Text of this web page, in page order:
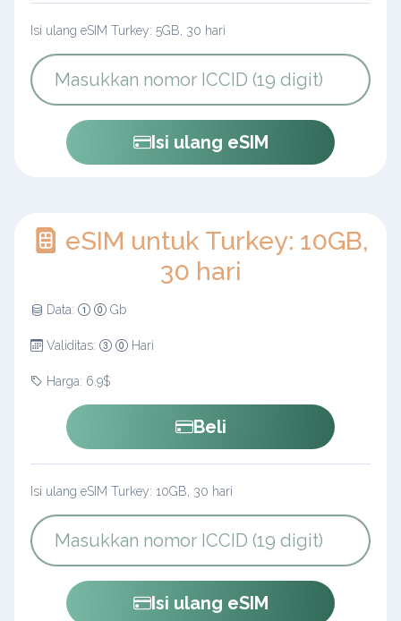
Isi ulang eSIM Turkey: 5GB, 30 hari
Isi ulang eSIM
eSIM untuk Turkey: 10GB,
30 hari
Data: Gb
Validitas: Hari
Harga: 6.9$
Beli
Isi ulang eSIM Turkey: 10GB, 30 hari
Isi ulang eSIM